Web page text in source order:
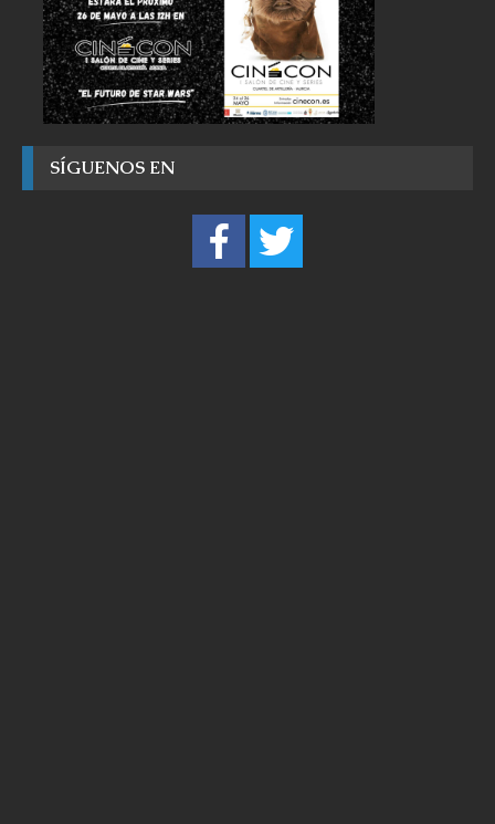
SÍGUENOS EN